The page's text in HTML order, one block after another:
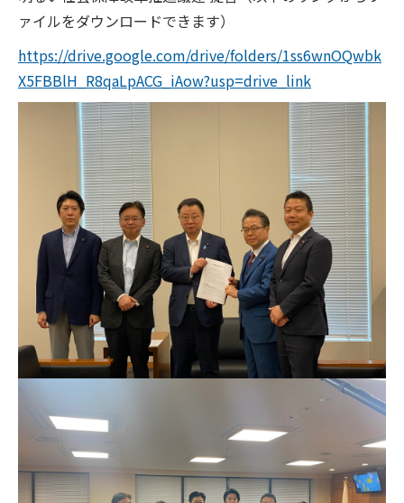
ァイルをダウンロードできます）
https://drive.google.com/drive/folders/1ss6wnOQwbk
X5FBBlH_R8qaLpACG_iAow?usp=drive_link